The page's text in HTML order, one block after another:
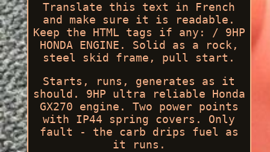
Translate this text in French
and make sure it is readable.
Keep the HTML tags if any: / 9HP
HONDA ENGINE. Solid as a rock,
steel skid frame, pull start.
Starts, runs, generates as it
should. 9HP ultra reliable Honda
GX270 engine. Two power points
with IP44 spring covers. Only
fault - the carb drips fuel as
it runs.